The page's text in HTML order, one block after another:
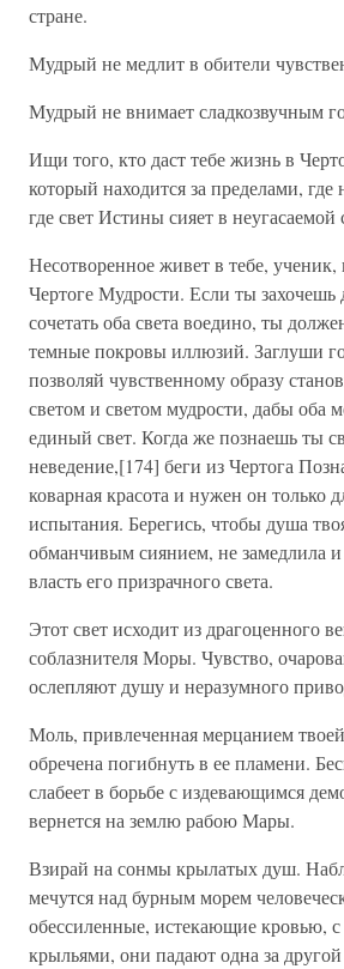
стране.
Мудрый не медлит в обители
Мудрый не внимает сладкозвучным
Ищи того, кто даст тебе жизнь в
который находится за пределами,
где свет Истины сияет в неугасаемой
Несотворенное живет в тебе,
Чертоге Мудрости. Если ты захочешь
сочетать оба света воедино, ты
темные покровы иллюзий. Заглуши
позволяй чувственному образу
светом и светом мудрости, дабы оба
единый свет. Когда же познаешь ты
неведение,[174] беги из Чертога
коварная красота и нужен он только
испытания. Берегись, чтобы душа
обманчивым сиянием, не замедлила и
власть его призрачного света.
Этот свет исходит из драгоценного
соблазнителя Моры. Чувство,
ослепляют душу и неразумного
Моль, привлеченная мерцанием
обречена погибнуть в ее пламени.
слабеет в борьбе с издевающимся
вернется на землю рабою Мары.
Взирай на сонмы крылатых душ.
мечутся над бурным морем
обессиленные, истекающие кровью,
крыльями, они падают одна за